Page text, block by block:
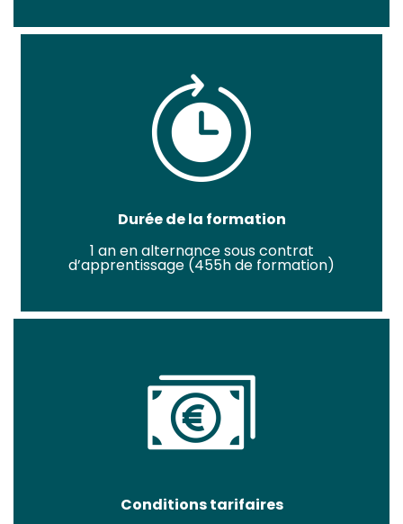
Durée de la formation
1 an en alternance sous contrat
d’apprentissage (455h de formation)
Conditions tarifaires